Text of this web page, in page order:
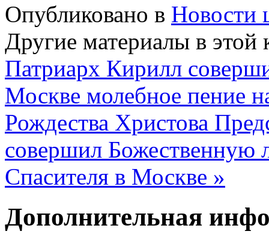
Опубликовано в Новости
Другие материалы в этой
Патриарх Кирилл
Москве молебное пение
Рождества Христова
совершил Божественную
Спасителя в Москве »
Дополнительная